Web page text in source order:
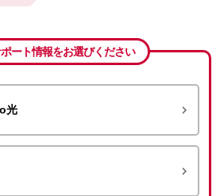
ート情報をお選びください
光 
